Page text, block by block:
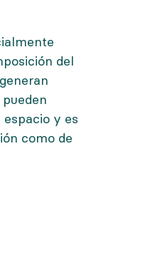
del
y es
como de